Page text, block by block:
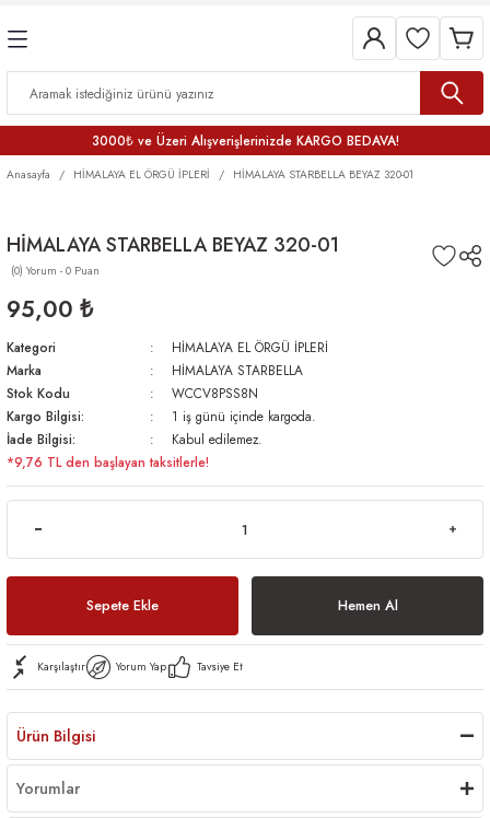
3000₺ ve Üzeri Alışverişlerinizde KARGO BEDAVA!
Anasayfa HİMALAYA EL ÖRGÜ İPLERİ HİMALAYA STARBELLA BEYAZ 320-01
HİMALAYA STARBELLA BEYAZ 320-01
(0) Yorum - 0 Puan
95,00 ₺
Kategori
HİMALAYA EL ÖRGÜ İPLERİ
Marka
HİMALAYA STARBELLA
Stok Kodu
WCCV8PSS8N
Kargo Bilgisi:
1 iş günü içinde kargoda.
İade Bilgisi:
Kabul edilemez.
*9,76 TL den başlayan taksitlerle!
Sepete Ekle Hemen Al
Karşılaştır Yorum Yap Tavsiye Et
Ürün Bilgisi
Yorumlar